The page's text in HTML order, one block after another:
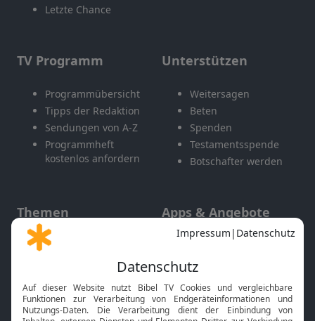
Letzte Chance
TV Programm
Programmübersicht
Tipps der Redaktion
Sendungen von A-Z
Programmheft
kostenlos anfordern
Unterstützen
Weitersagen
Beten
Spenden
Testamentsspende
Botschafter werden
Themen
Gott und Bibel erklärt
Neuigkeiten
Apps & Angebote
Mobile App
Smart TV
HbbTV